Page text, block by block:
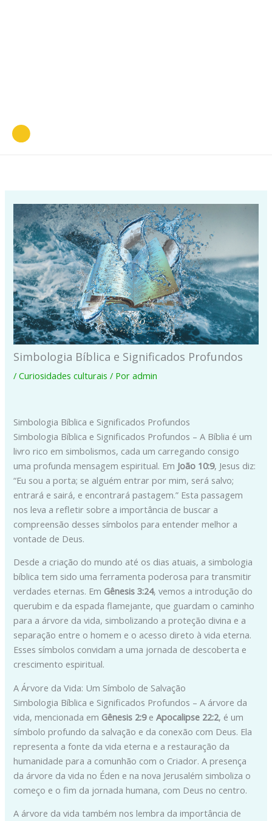
Simbologia Bíblica e Significados Profundos
/Curiosidades culturais / Poradmin
Simbologia Bíblica e Significados Profundos
Simbologia Bíblica e Significados Profundos – A Bíblia é um
livro rico em simbolismos, cada um carregando consigo
uma profunda mensagem espiritual. Em João 10:9, Jesus diz:
“Eu sou a porta; se alguém entrar por mim, será salvo;
entrará e sairá, e encontrará pastagem.” Esta passagem
nos leva a refletir sobre a importância de buscar a
compreensão desses símbolos para entender melhor a
vontade de Deus.
Desde a criação do mundo até os dias atuais, a simbologia
bíblica tem sido uma ferramenta poderosa para transmitir
verdades eternas. Em Gênesis 3:24, vemos a introdução do
querubim e da espada flamejante, que guardam o caminho
para a árvore da vida, simbolizando a proteção divina e a
separação entre o homem e o acesso direto à vida eterna.
Esses símbolos convidam a uma jornada de descoberta e
crescimento espiritual.
A Árvore da Vida: Um Símbolo de Salvação
Simbologia Bíblica e Significados Profundos – A árvore da
vida, mencionada em Gênesis 2:9eApocalipse 22:2, é um
símbolo profundo da salvação e da conexão com Deus. Ela
representa a fonte da vida eterna e a restauração da
humanidade para a comunhão com o Criador. A presença
da árvore da vida no Éden e na nova Jerusalém simboliza o
começo e o fim da jornada humana, com Deus no centro.
A árvore da vida também nos lembra da importância de